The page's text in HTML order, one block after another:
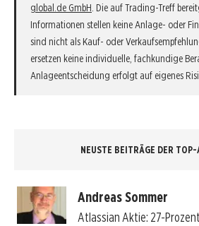
global.de GmbH. Die auf Trading-Treff
Informationen stellen keine Anlage- oder
sind nicht als Kauf- oder
ersetzen keine individuelle, fachkundige
Anlageentscheidung erfolgt auf eigenes
NEUSTE BEITRÄGE DER
Andreas Sommer
Atlassian Aktie: 27-